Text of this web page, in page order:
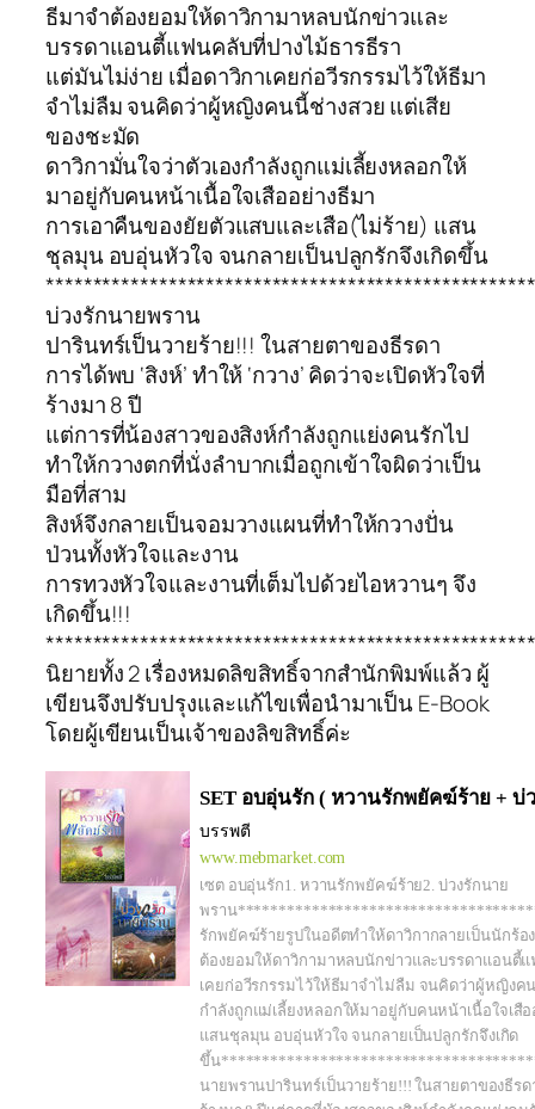
ธีมาจำต้องยอมให้ดาวิกามาหลบนักข่าวและ
บรรดาแอนตี้แฟนคลับที่ปางไม้ธารธีรา
แต่มันไม่ง่าย เมื่อดาวิกาเคยก่อวีรกรรมไว้ให้ธีมา
จำไม่ลืม จนคิดว่าผู้หญิงคนนี้ช่างสวย แต่เสีย
ของชะมัด
ดาวิกามั่นใจว่าตัวเองกำลังถูกแม่เลี้ยงหลอกให้
มาอยู่กับคนหน้าเนื้อใจเสืออย่างธีมา
การเอาคืนของยัยตัวแสบและเสือ(ไม่ร้าย) แสน
ชุลมุน อบอุ่นหัวใจ จนกลายเป็นปลูกรักจึงเกิดขึ้น
บ่วงรักนายพราน
ปารินทร์เป็นวายร้าย!!! ในสายตาของธีรดา
การได้พบ ‘สิงห์’ ทำให้ ‘กวาง’ คิดว่าจะเปิดหัวใจที่
ร้างมา 8 ปี
แต่การที่น้องสาวของสิงห์กำลังถูกแย่งคนรักไป
ทำให้กวางตกที่นั่งลำบากเมื่อถูกเข้าใจผิดว่าเป็น
มือที่สาม
สิงห์จึงกลายเป็นจอมวางแผนที่ทำให้กวางปั่น
ป่วนทั้งหัวใจและงาน
การทวงหัวใจและงานที่เต็มไปด้วยไอหวานๆ จึง
เกิดขึ้น!!!
นิยายทั้ง 2 เรื่องหมดลิขสิทธิ์จากสำนักพิมพ์แล้ว ผู้
เขียนจึงปรับปรุงและแก้ไขเพื่อนำมาเป็น E-Book
โดยผู้เขียนเป็นเจ้าของลิขสิทธิ์ค่ะ
SET อบอุ่นรัก ( หวานรักพยัคฆ์ร้าย + บ่
บรรพตี
www.mebmarket.com
เซต อบอุ่นรัก1. หวานรักพยัคฆ์ร้าย2. บ่วงรักนาย
พราน
รักพยัคฆ์ร้ายรูปในอดีตทำให้ดาวิกากลายเป็นนักร้
ต้องยอมให้ดาวิกามาหลบนักข่าวและบรรดาแอนตี้
เคยก่อวีรกรรมไว้ให้ธีมาจำไม่ลืม จนคิดว่าผู้หญิงค
กำลังถูกแม่เลี้ยงหลอกให้มาอยู่กับคนหน้าเนื้อใจเสื
แสนชุลมุน อบอุ่นหัวใจ จนกลายเป็นปลูกรักจึงเกิด
ขึ้น
นายพรานปารินทร์เป็นวายร้าย!!! ในสายตาของธีรด